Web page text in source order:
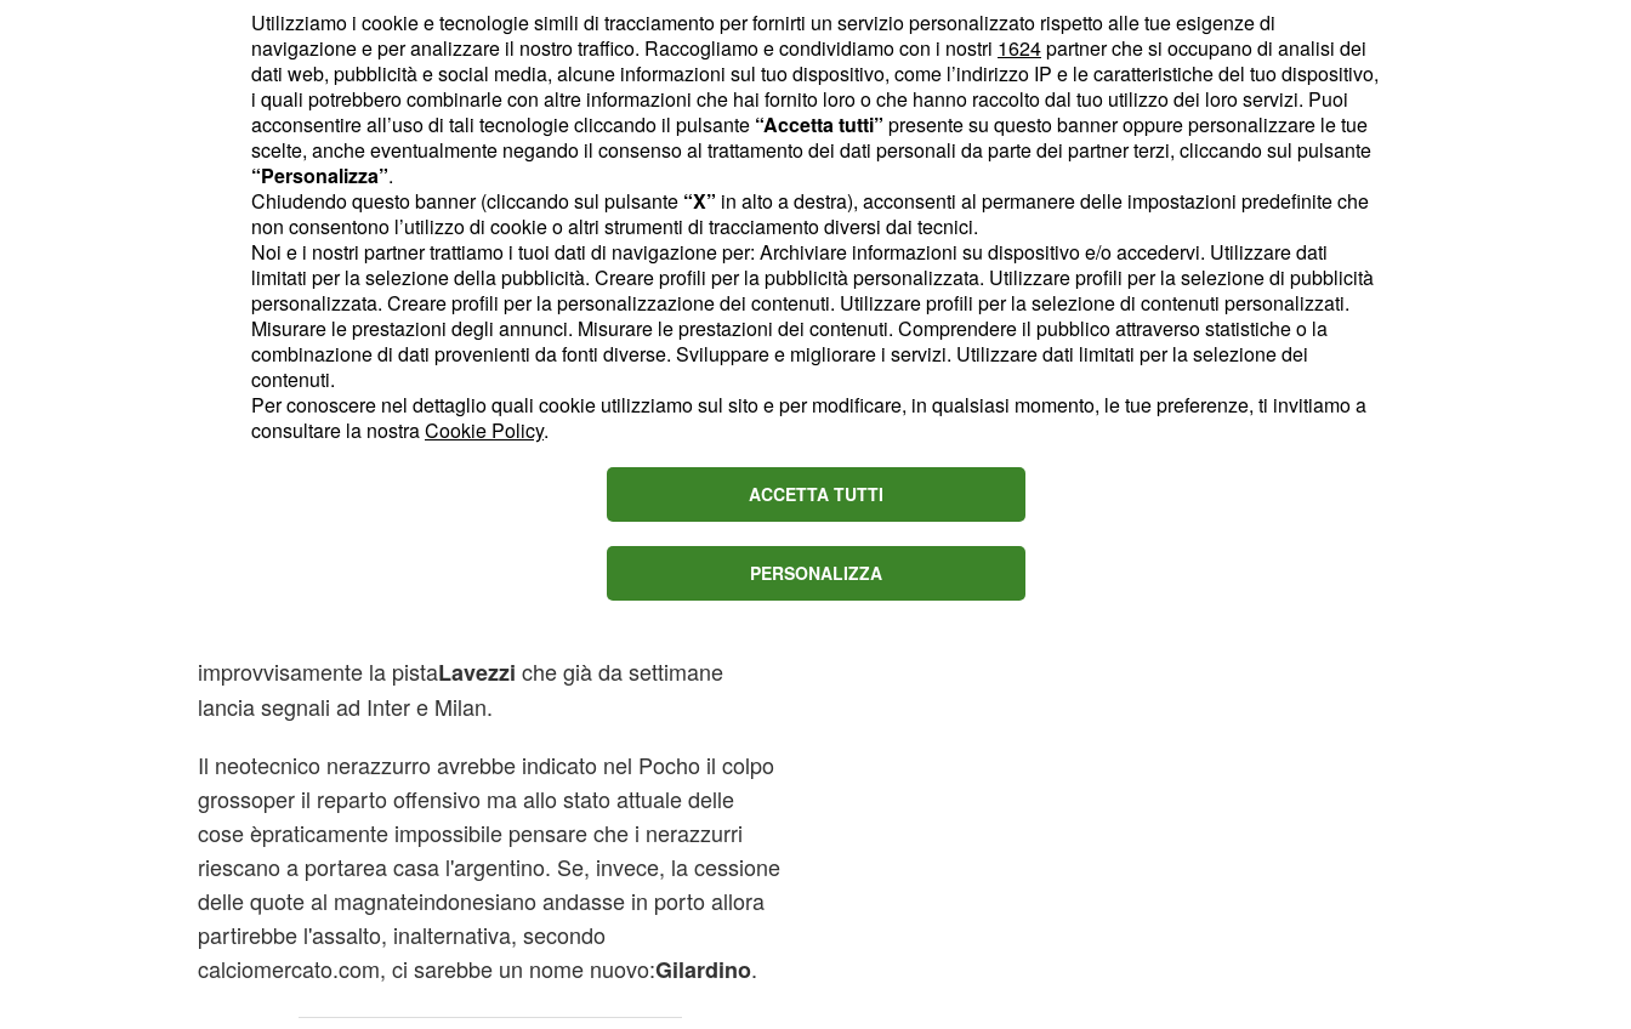
garantiscano passione e successi.
taccuino dopo le indicazioni di Mazzarri. In questo senso,
improvvisamente la pistaLavezzi che già da settimane
lancia segnali ad Inter e Milan.
Il neotecnico nerazzurro avrebbe indicato nel Pocho il colpo
grossoper il reparto offensivo ma allo stato attuale delle
cose èpraticamente impossibile pensare che i nerazzurri
riescano a portarea casa l'argentino. Se, invece, la cessione
delle quote al magnateindonesiano andasse in porto allora
partirebbe l'assalto, inalternativa, secondo
calciomercato.com, ci sarebbe un nome nuovo:Gilardino.
Utilizziamo i cookie e tecnologie simili di tracciamento per fornirti un servizio personalizzato rispetto alle tue esigenze di
navigazione e per analizzare il nostro traffico. Raccogliamo e condividiamo con i nostri 1624partner che si occupano di analisi dei
dati web, pubblicità e social media, alcune informazioni sul tuo dispositivo, come l’indirizzo IP e le caratteristiche del tuo dispositivo,
i quali potrebbero combinarle con altre informazioni che hai fornito loro o che hanno raccolto dal tuo utilizzo dei loro servizi. Puoi
acconsentire all’uso di tali tecnologie cliccando il pulsante “Accetta tutti” presente su questo banner oppure personalizzare le tue
scelte, anche eventualmente negando il consenso al trattamento dei dati personali da parte dei partner terzi, cliccando sul pulsante
“Personalizza”.
Chiudendo questo banner (cliccando sul pulsante “X” in alto a destra), acconsenti al permanere delle impostazioni predefinite che
non consentono l’utilizzo di cookie o altri strumenti di tracciamento diversi dai tecnici.
Noi e i nostri partner trattiamo i tuoi dati di navigazione per: Archiviare informazioni su dispositivo e/o accedervi. Utilizzare dati
limitati per la selezione della pubblicità. Creare profili per la pubblicità personalizzata. Utilizzare profili per la selezione di pubblicità
personalizzata. Creare profili per la personalizzazione dei contenuti. Utilizzare profili per la selezione di contenuti personalizzati.
Misurare le prestazioni degli annunci. Misurare le prestazioni dei contenuti. Comprendere il pubblico attraverso statistiche o la
combinazione di dati provenienti da fonti diverse. Sviluppare e migliorare i servizi. Utilizzare dati limitati per la selezione dei
contenuti.
Per conoscere nel dettaglio quali cookie utilizziamo sul sito e per modificare, in qualsiasi momento, le tue preferenze, ti invitiamo a
consultare la nostraCookie Policy.
ACCETTA TUTTI
PERSONALIZZA